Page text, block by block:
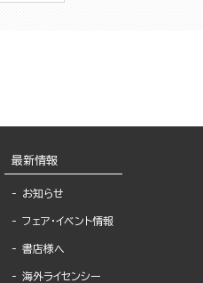
最新情報
お知らせ
フェア・イベント情報
書店様へ
海外ライセンシー